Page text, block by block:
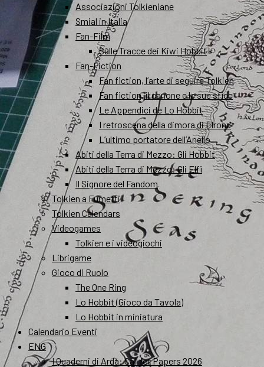
Associazioni Tolkieniane
Smial in Italia
Fan-Film
Sulle Tracce dei Kiwi Hobbit
Fan-Fiction
Fan fiction, l’arte di seguire Tolkien
Fan fiction, il canone e le sue sfide
Le Appendici de Lo Hobbit
I retroscena della dimora di Elrond
L’ultimo portatore dell’Anello
Abiti della Terra di Mezzo: Gli Hobbit
Abiti della Terra di Mezzo: Gli Elfi
Il Signore del Fandom
Tolkien a Fumetti
Tolkien Calendars
Videogames
Tolkien e i videogiochi
Librigame
Gioco di Ruolo
The One Ring
Lo Hobbit (Gioco da Tavola)
Lo Hobbit in miniatura
Calendario Eventi
ENG
I Quaderni di Arda: Call for Papers 2026